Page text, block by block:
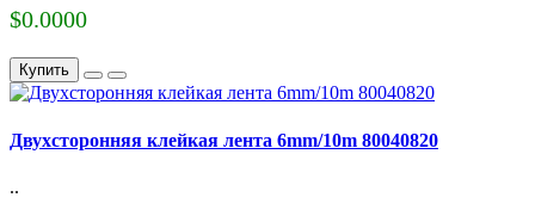
$0.0000
Купить
Двухсторонняя клейкая лента 6mm/10m 80040820
..